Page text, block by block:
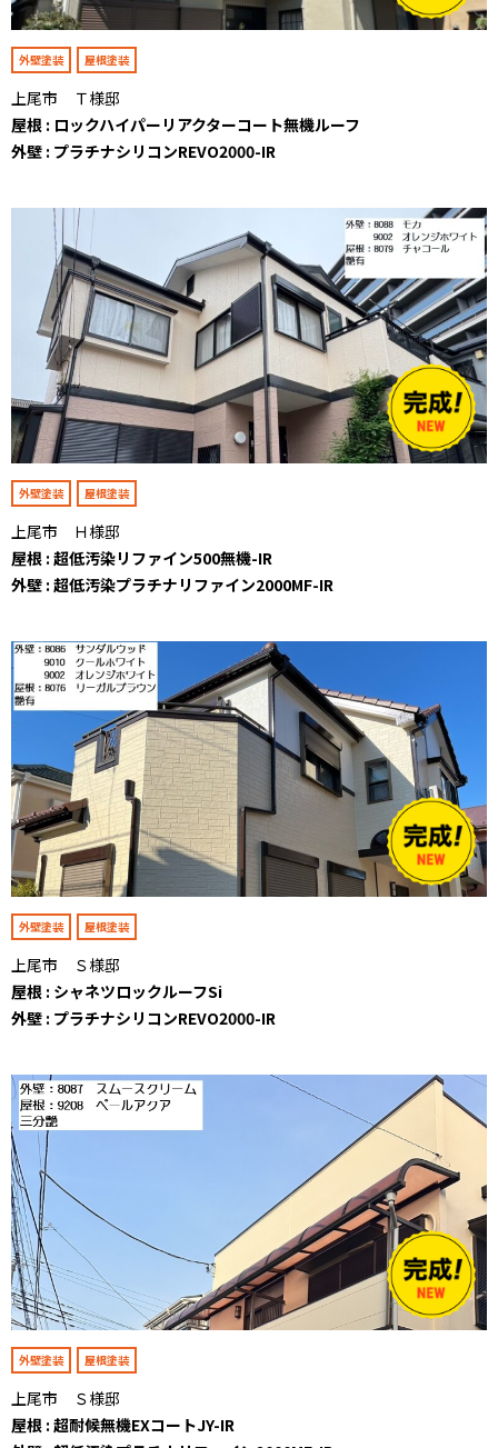
外壁塗装 屋根塗装
上尾市 Ｔ様邸
屋根 : ロックハイパーリアクターコート無機ルーフ
外壁 : プラチナシリコンREVO2000-IR
外壁塗装 屋根塗装
上尾市 Ｈ様邸
屋根 : 超低汚染リファイン500無機-IR
外壁 : 超低汚染プラチナリファイン2000MF-IR
外壁塗装 屋根塗装
上尾市 Ｓ様邸
屋根 : シャネツロックルーフSi
外壁 : プラチナシリコンREVO2000-IR
外壁塗装 屋根塗装
上尾市 Ｓ様邸
屋根 : 超耐候無機EXコートJY-IR